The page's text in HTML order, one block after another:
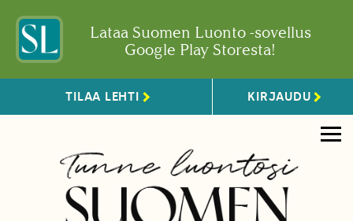
Lataa Suomen Luonto -sovellus
Google Play Storesta!
TILAA LEHTI KIRJAUDU